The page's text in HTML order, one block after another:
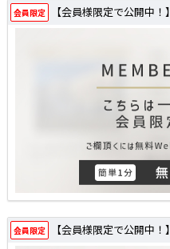
会員限定 【会員様限定で公開中！】
会員限定 【会員様限定で公開中！】